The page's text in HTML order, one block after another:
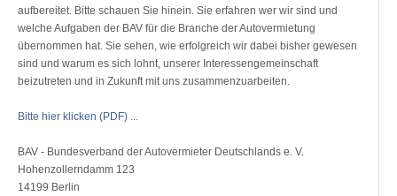
aufbereitet. Bitte schauen Sie hinein. Sie erfahren wer wir sind und
welche Aufgaben der BAV für die Branche der Autovermietung
übernommen hat. Sie sehen, wie erfolgreich wir dabei bisher gewesen
sind und warum es sich lohnt, unserer Interessengemeinschaft
beizutreten und in Zukunft mit uns zusammenzuarbeiten.
Bitte hier klicken (PDF) ...
BAV - Bundesverband der Autovermieter Deutschlands e. V.
Hohenzollerndamm 123
14199 Berlin